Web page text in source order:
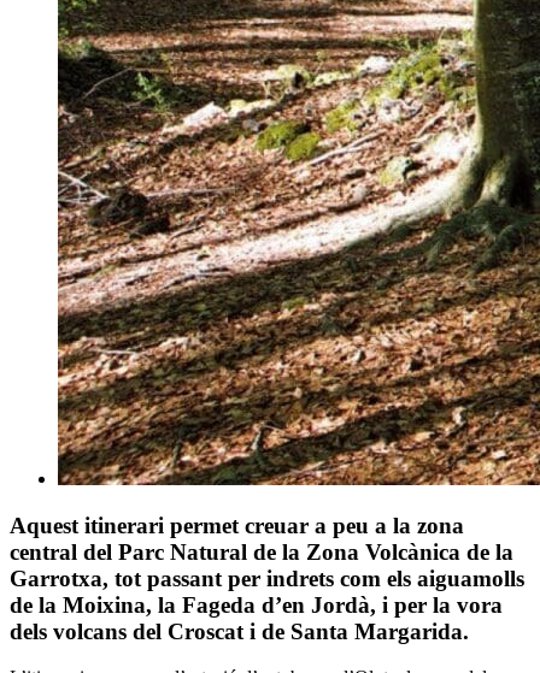
Aquest itinerari permet creuar a peu a la zona
central del Parc Natural de la Zona Volcànica de la
Garrotxa, tot passant per indrets com els aiguamolls
de la Moixina, la Fageda d’en Jordà, i per la vora
dels volcans del Croscat i de Santa Margarida.